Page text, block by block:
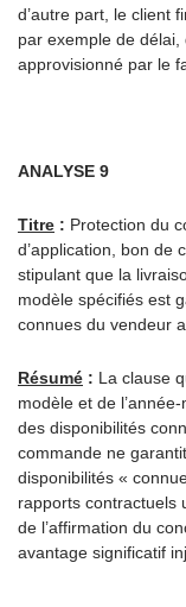
d’autre part, le client
par exemple de
approvisionné par le
ANALYSE 9
Titre : Protection du
d’application, bon de
stipulant que la
modèle spécifiés est
connues du vendeur
Résumé : La clause
modèle et de
des disponibilités
commande ne
disponibilités «
rapports contractuels
de l’affirmation du
avantage significatif